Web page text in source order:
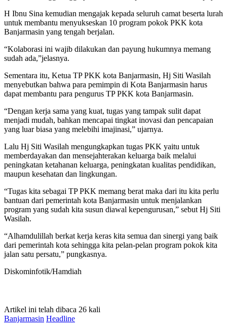
H Ibnu Sina kemudian mengajak kepada seluruh camat beserta lurah
untuk membantu menyukseskan 10 program pokok PKK kota
Banjarmasin yang tengah berjalan.
“Kolaborasi ini wajib dilakukan dan payung hukumnya memang
sudah ada,”jelasnya.
Sementara itu, Ketua TP PKK kota Banjarmasin, Hj Siti Wasilah
menyebutkan bahwa para pemimpin di Kota Banjarmasin harus
dapat membantu para pengurus TP PKK kota Banjarmasin.
“Dengan kerja sama yang kuat, tugas yang tampak sulit dapat
menjadi mudah, bahkan mencapai tingkat inovasi dan pencapaian
yang luar biasa yang melebihi imajinasi,” ujarnya.
Lalu Hj Siti Wasilah mengungkapkan tugas PKK yaitu untuk
memberdayakan dan mensejahterakan keluarga baik melalui
peningkatan ketahanan keluarga, peningkatan kualitas pendidikan,
maupun kesehatan dan lingkungan.
“Tugas kita sebagai TP PKK memang berat maka dari itu kita perlu
bantuan dari pemerintah kota Banjarmasin untuk menjalankan
program yang sudah kita susun diawal kepengurusan,” sebut Hj Siti
Wasilah.
“Alhamdulillah berkat kerja keras kita semua dan sinergi yang baik
dari pemerintah kota sehingga kita pelan-pelan program pokok kita
jalan satu persatu,” pungkasnya.
Diskominfotik/Hamdiah
Artikel ini telah dibaca 26 kali
Banjarmasin Headline